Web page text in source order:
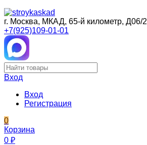
г. Москва, МКАД, 65-й километр, Д06/2
+7(925)109-01-01
Вход
Вход
Регистрация
0
Корзина
0 ₽